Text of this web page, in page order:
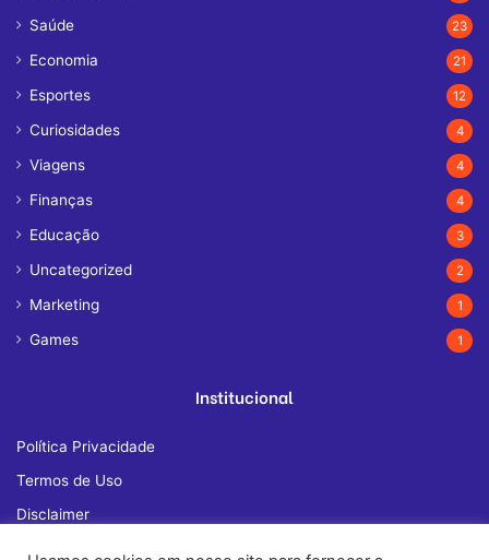
Saúde 23
Economia 21
Esportes 12
Curiosidades 4
Viagens 4
Finanças 4
Educação 3
Uncategorized 2
Marketing 1
Games 1
Institucional
Política Privacidade
Termos de Uso
Disclaimer